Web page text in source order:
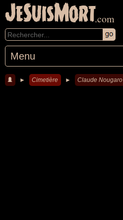
JeSuisMort.com
Menu
► Cimetière ► Claude Nougaro